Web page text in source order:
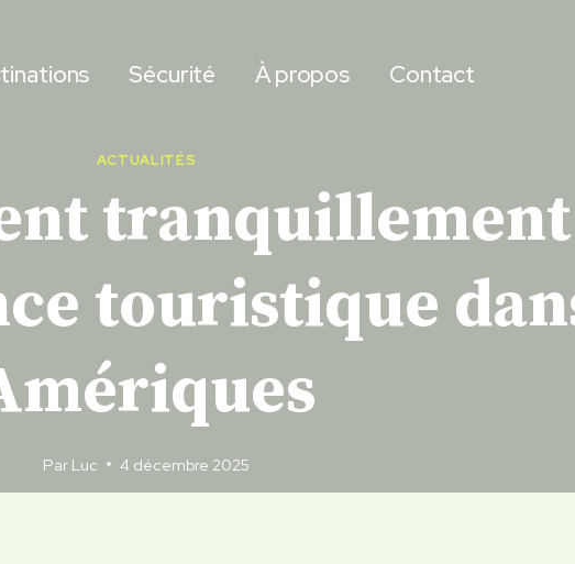
Sécurité À propos Contact
ACTUALITÉS
touristique
Par Luc 4 décembre 2025